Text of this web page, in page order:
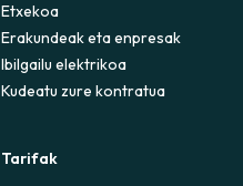
Etxekoa
Erakundeak eta enpresak
Ibilgailu elektrikoa
Kudeatu zure kontratua
Tarifak